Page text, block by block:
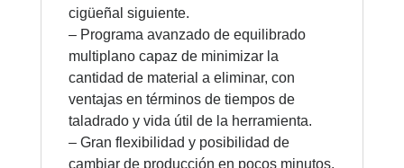
cigüeñal siguiente.
– Programa avanzado de equilibrado
multiplano capaz de minimizar la
cantidad de material a eliminar, con
ventajas en términos de tiempos de
taladrado y vida útil de la herramienta.
– Gran flexibilidad y posibilidad de
cambiar de producción en pocos minutos.